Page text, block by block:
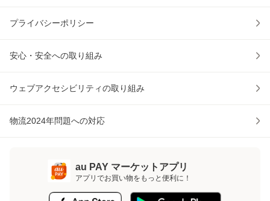
プライバシーポリシー
安心・安全への取り組み
ウェブアクセシビリティの取り組み
物流2024年問題への対応
au PAY マーケットアプリ
アプリでお買い物をもっと便利に！